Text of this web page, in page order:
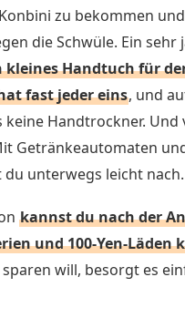
zu bekommen
die Schwüle. Ein sehr
kleines Handtuch für
fast jeder eins, und
Handtrockner. Und
Getränkeautomaten
du unterwegs leicht nach.
kannst du nach der
und 100-Yen-Läden
will, besorgt es